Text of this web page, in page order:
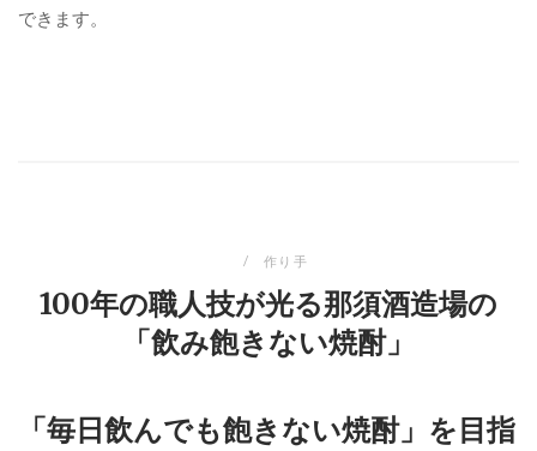
できます。
作り手
100年の職人技が光る那須酒造場の
「飲み飽きない焼酎」
「毎日飲んでも飽きない焼酎」を目指